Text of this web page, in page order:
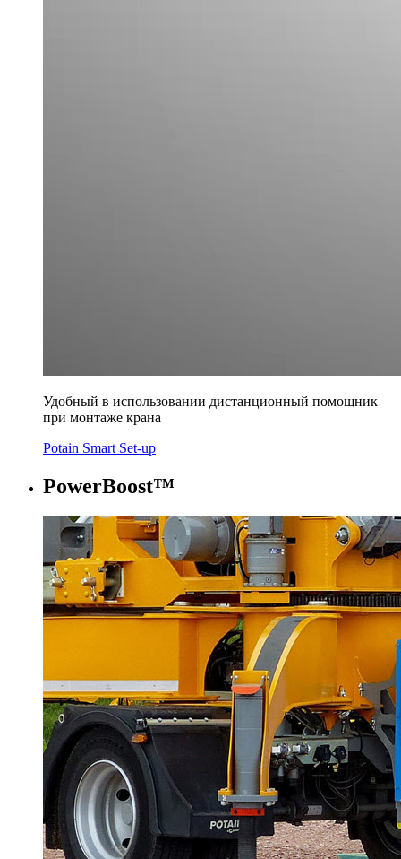
Удобный в использовании дистанционный помощник
при монтаже крана
Potain Smart Set-up
PowerBoost™